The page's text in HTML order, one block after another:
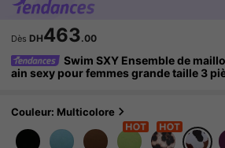
Dès DH463.00
Swim SXY Ensemble de
ain sexy pour femmes grande taille 3
Couleur: Multicolore